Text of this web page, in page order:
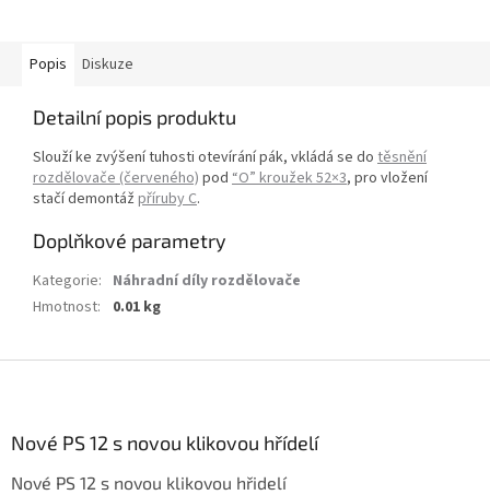
Popis Diskuze
Detailní popis produktu
Slouží ke zvýšení tuhosti otevírání pák, vkládá se do těsnění
rozdělovače (červeného) pod “O” kroužek 52×3, pro vložení
stačí demontáž příruby C.
Doplňkové parametry
Kategorie: Náhradní díly rozdělovače
Hmotnost: 0.01 kg
Nové PS 12 s novou klikovou hřídelí
Nové PS 12 s novou klikovou hřidelí